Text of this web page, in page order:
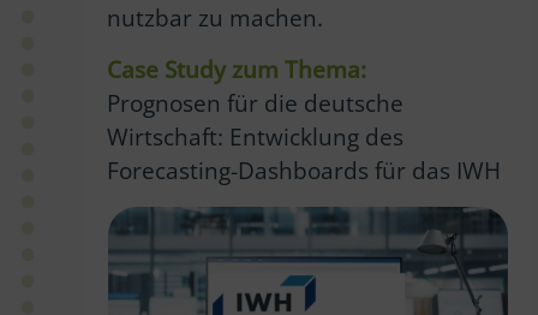
nutzbar zu machen.
Case Study zum Thema:
Prognosen für die deutsche
Wirtschaft: Entwicklung des
Forecasting-Dashboards für das IWH